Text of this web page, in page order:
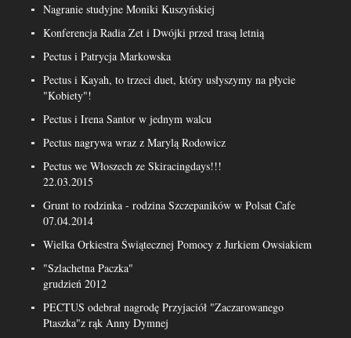
Nagranie studyjne Moniki Kuszyńskiej
Konferencja Radia Zet i Dwójki przed trasą letnią
Pectus i Patrycja Markowska
Pectus i Kayah, to trzeci duet, który usłyszymy na płycie
"Kobiety"!
Pectus i Irena Santor w jednym walcu
Pectus nagrywa wraz z Marylą Rodowicz
Pectus we Włoszech ze Skiracingdays!!!
22.03.2015
Grunt to rodzinka - rodzina Szczepaników w Polsat Cafe
07.04.2014
Wielka Orkiestra Świątecznej Pomocy z Jurkiem Owsiakiem
"Szlachetna Paczka"
grudzień 2012
PECTUS odebrał nagrodę Przyjaciół "Zaczarowanego
Ptaszka"z rąk Anny Dymnej